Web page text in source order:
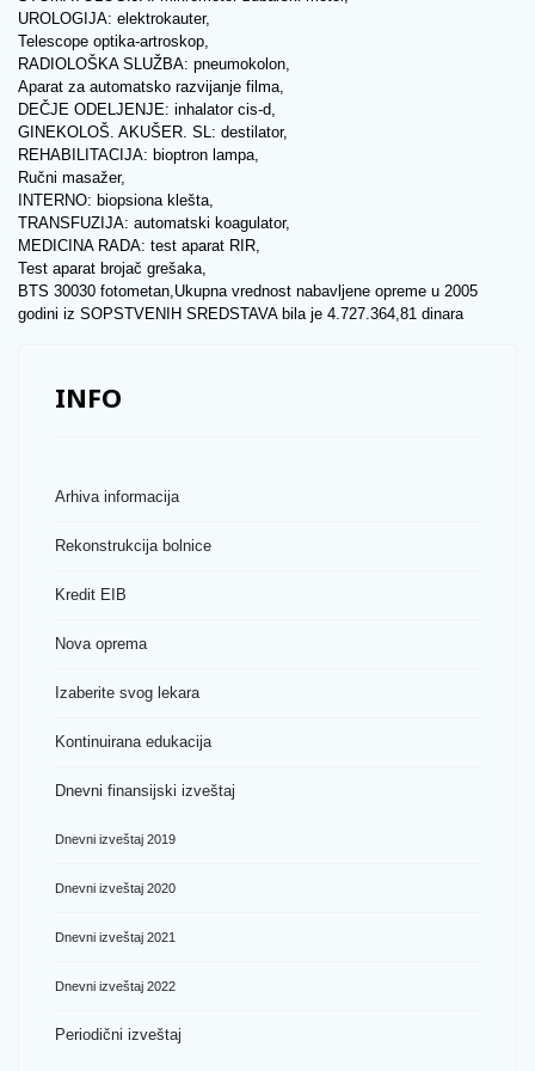
UROLOGIJA: elektrokauter,
Telescope optika-artroskop,
RADIOLOŠKA SLUŽBA: pneumokolon,
Aparat za automatsko razvijanje filma,
DEČJE ODELJENJE: inhalator cis-d,
GINEKOLOŠ. AKUŠER. SL: destilator,
REHABILITACIJA: bioptron lampa,
Ručni masažer,
INTERNO: biopsiona klešta,
TRANSFUZIJA: automatski koagulator,
MEDICINA RADA: test aparat RIR,
Test aparat brojač grešaka,
BTS 30030 fotometan,Ukupna vrednost nabavljene opreme u 2005
godini iz SOPSTVENIH SREDSTAVA bila je 4.727.364,81 dinara
INFO
Arhiva informacija
Rekonstrukcija bolnice
Kredit EIB
Nova oprema
Izaberite svog lekara
Kontinuirana edukacija
Dnevni finansijski izveštaj
Dnevni izveštaj 2019
Dnevni izveštaj 2020
Dnevni izveštaj 2021
Dnevni izveštaj 2022
Periodični izveštaj